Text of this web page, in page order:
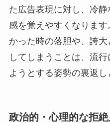
た広告表現に対し、冷
感を覚えやすくなりま
かった時の落胆や、誇
してしまうことは、流
ようとする姿勢の裏返し
政治的・心理的な拒